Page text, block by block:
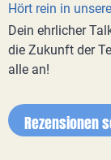
Hört rein in
Dein ehrlicher
die Zukunft der
alle an!
Rezensionen